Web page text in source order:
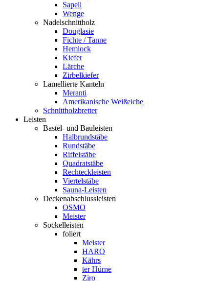
Sapeli
Wenge
Nadelschnittholz
Douglasie
Fichte / Tanne
Hemlock
Kiefer
Lärche
Zirbelkiefer
Lamellierte Kanteln
Meranti
Amerikanische Weißeiche
Schnittholzbretter
Leisten
Bastel- und Bauleisten
Halbrundstäbe
Rundstäbe
Riffelstäbe
Quadratstäbe
Rechteckleisten
Viertelstäbe
Sauna-Leisten
Deckenabschlussleisten
OSMO
Meister
Sockelleisten
foliert
Meister
HARO
Kährs
ter Hürne
Ziro